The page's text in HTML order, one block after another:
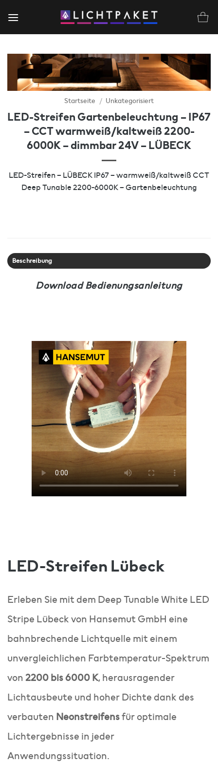
Inhalt
Startseite / Unkategorisiert
LED-Streifen Gartenbeleuchtung – IP67
– CCT warmweiß/kaltweiß 2200-
6000K – dimmbar 24V – LÜBECK
LED-Streifen – LÜBECK IP67 – warmweiß/kaltweiß CCT
Deep Tunable 2200-6000K – Gartenbeleuchtung
Beschreibung
Download Bedienungsanleitung
LED-Streifen Lübeck
Erleben Sie mit dem Deep Tunable White LED
Stripe Lübeck von Hansemut GmbH eine
bahnbrechende Lichtquelle mit einem
unvergleichlichen Farbtemperatur-Spektrum
von2200 bis 6000 K, herausragender
Lichtausbeute und hoher Dichte dank des
verbauten Neonstreifensfür optimale
Lichtergebnisse in jeder
Anwendungssituation.